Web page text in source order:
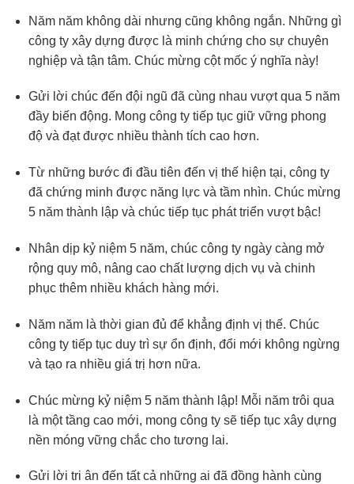
Năm năm không dài nhưng cũng không ngắn. Những gì
công ty xây dựng được là minh chứng cho sự chuyên
nghiệp và tận tâm. Chúc mừng cột mốc ý nghĩa này!
Gửi lời chúc đến đội ngũ đã cùng nhau vượt qua 5 năm
đầy biến động. Mong công ty tiếp tục giữ vững phong
độ và đạt được nhiều thành tích cao hơn.
Từ những bước đi đầu tiên đến vị thế hiện tại, công ty
đã chứng minh được năng lực và tầm nhìn. Chúc mừng
5 năm thành lập và chúc tiếp tục phát triển vượt bậc!
Nhân dịp kỷ niệm 5 năm, chúc công ty ngày càng mở
rộng quy mô, nâng cao chất lượng dịch vụ và chinh
phục thêm nhiều khách hàng mới.
Năm năm là thời gian đủ để khẳng định vị thế. Chúc
công ty tiếp tục duy trì sự ổn định, đổi mới không ngừng
và tạo ra nhiều giá trị hơn nữa.
Chúc mừng kỷ niệm 5 năm thành lập! Mỗi năm trôi qua
là một tầng cao mới, mong công ty sẽ tiếp tục xây dựng
nền móng vững chắc cho tương lai.
Gửi lời tri ân đến tất cả những ai đã đồng hành cùng